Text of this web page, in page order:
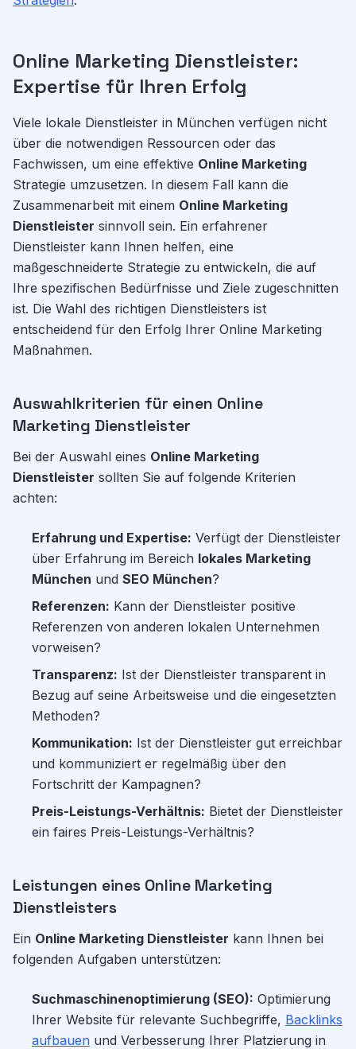
Online Marketing Dienstleister:
Expertise für Ihren Erfolg
Viele lokale Dienstleister in München verfügen nicht
über die notwendigen Ressourcen oder das
Fachwissen, um eine effektive Online Marketing
Strategie umzusetzen. In diesem Fall kann die
Zusammenarbeit mit einem Online Marketing
Dienstleister sinnvoll sein. Ein erfahrener
Dienstleister kann Ihnen helfen, eine
maßgeschneiderte Strategie zu entwickeln, die auf
Ihre spezifischen Bedürfnisse und Ziele zugeschnitten
ist. Die Wahl des richtigen Dienstleisters ist
entscheidend für den Erfolg Ihrer Online Marketing
Maßnahmen.
Auswahlkriterien für einen Online
Marketing Dienstleister
Bei der Auswahl eines Online Marketing
Dienstleister sollten Sie auf folgende Kriterien
achten:
Erfahrung und Expertise: Verfügt der Dienstleister
über Erfahrung im Bereich lokales Marketing
München und SEO München?
Referenzen: Kann der Dienstleister positive
Referenzen von anderen lokalen Unternehmen
vorweisen?
Transparenz: Ist der Dienstleister transparent in
Bezug auf seine Arbeitsweise und die eingesetzten
Methoden?
Kommunikation: Ist der Dienstleister gut erreichbar
und kommuniziert er regelmäßig über den
Fortschritt der Kampagnen?
Preis-Leistungs-Verhältnis: Bietet der Dienstleister
ein faires Preis-Leistungs-Verhältnis?
Leistungen eines Online Marketing
Dienstleisters
Ein Online Marketing Dienstleister kann Ihnen bei
folgenden Aufgaben unterstützen:
Suchmaschinenoptimierung (SEO): Optimierung
Ihrer Website für relevante Suchbegriffe, Backlinks
aufbauen und Verbesserung Ihrer Platzierung in